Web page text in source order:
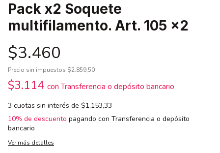
Pack x2 Soquete
multifilamento. Art. 105 x2
$3.460
Precio sin impuestos $2.859,50
$3.114 con Transferencia o depósito bancario
3 cuotas sin interés de $1.153,33
10% de descuento pagando con Transferencia o depósito
bancario
Ver más detalles